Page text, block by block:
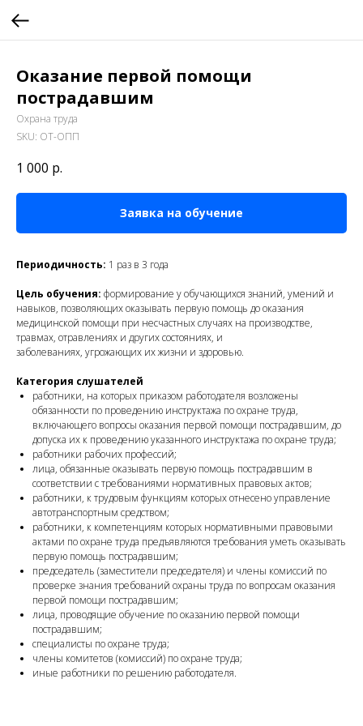
Оказание первой помощи
пострадавшим
Охрана труда
SKU: ОТ-ОПП
1 000 р.
Заявка на обучение
Периодичность: 1 раз в 3 года
Цель обучения: формирование у обучающихся знаний, умений и
навыков, позволяющих оказывать первую помощь до оказания
медицинской помощи при несчастных случаях на производстве,
травмах, отравлениях и других состояниях, и
заболеваниях, угрожающих их жизни и здоровью.
Категория слушателей
работники, на которых приказом работодателя возложены
обязанности по проведению инструктажа по охране труда,
включающего вопросы оказания первой помощи пострадавшим, до
допуска их к проведению указанного инструктажа по охране труда;
работники рабочих профессий;
лица, обязанные оказывать первую помощь пострадавшим в
соответствии с требованиями нормативных правовых актов;
работники, к трудовым функциям которых отнесено управление
автотранспортным средством;
работники, к компетенциям которых нормативными правовыми
актами по охране труда предъявляются требования уметь оказывать
первую помощь пострадавшим;
председатель (заместители председателя) и члены комиссий по
проверке знания требований охраны труда по вопросам оказания
первой помощи пострадавшим;
лица, проводящие обучение по оказанию первой помощи
пострадавшим;
специалисты по охране труда;
члены комитетов (комиссий) по охране труда;
иные работники по решению работодателя.